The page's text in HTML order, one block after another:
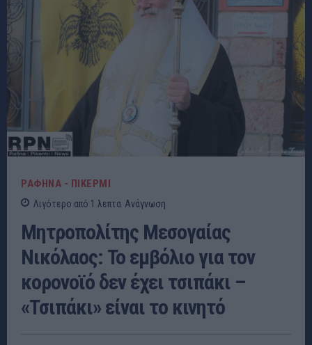
ΡΑΦΗΝΑ - ΠΙΚΕΡΜΙ
Λιγότερο από 1 λεπτα Ανάγνωση
Μητροπολίτης Μεσογαίας
Νικόλαος: Το εμβόλιο για τον
κορονοϊό δεν έχει τσιπάκι –
«Τσιπάκι» είναι το κινητό